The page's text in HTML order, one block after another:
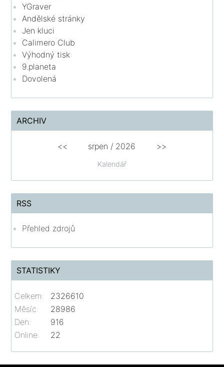
YGraver
Andělské stránky
Jen kluci
Calimero Club
Výhodný tisk
9.planeta
Dovolená
ARCHIV
Kalendář
<< srpen / 2026 >>
RSS
Přehled zdrojů
STATISTIKY
Online: 22
Celkem:
2326610
Měsíc:
28986
Den:
916